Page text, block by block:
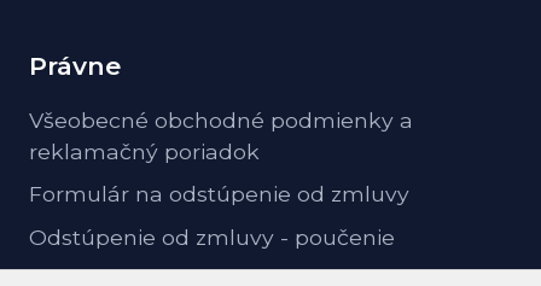
Právne
Všeobecné obchodné podmienky a
reklamačný poriadok
Formulár na odstúpenie od zmluvy
Odstúpenie od zmluvy - poučenie